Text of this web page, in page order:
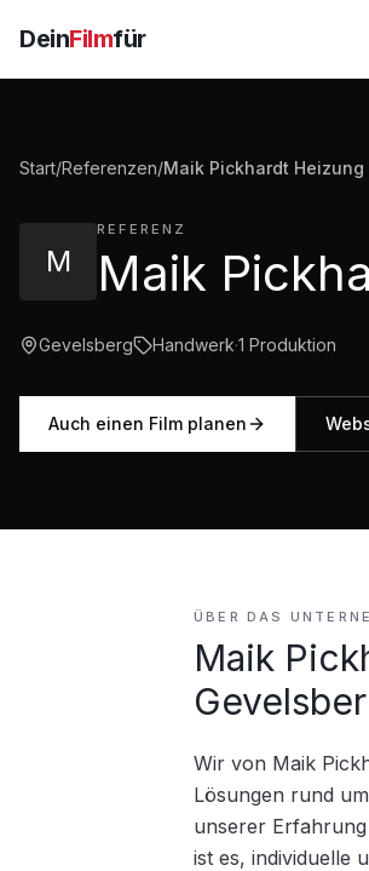
DeinFilmfür
Start/Referenzen/Maik Pickhardt
M
REFERENZ
Gevelsberg Handwerk·1 Produktion
Auch einen Film planen
ÜBER DAS
Maik
Wir von Maik
Lösungen rund
unserer
ist es, individuelle